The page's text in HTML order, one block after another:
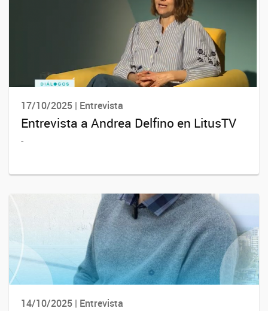
17/10/2025 | Entrevista
Entrevista a Andrea Delfino en LitusTV
-
14/10/2025 | Entrevista